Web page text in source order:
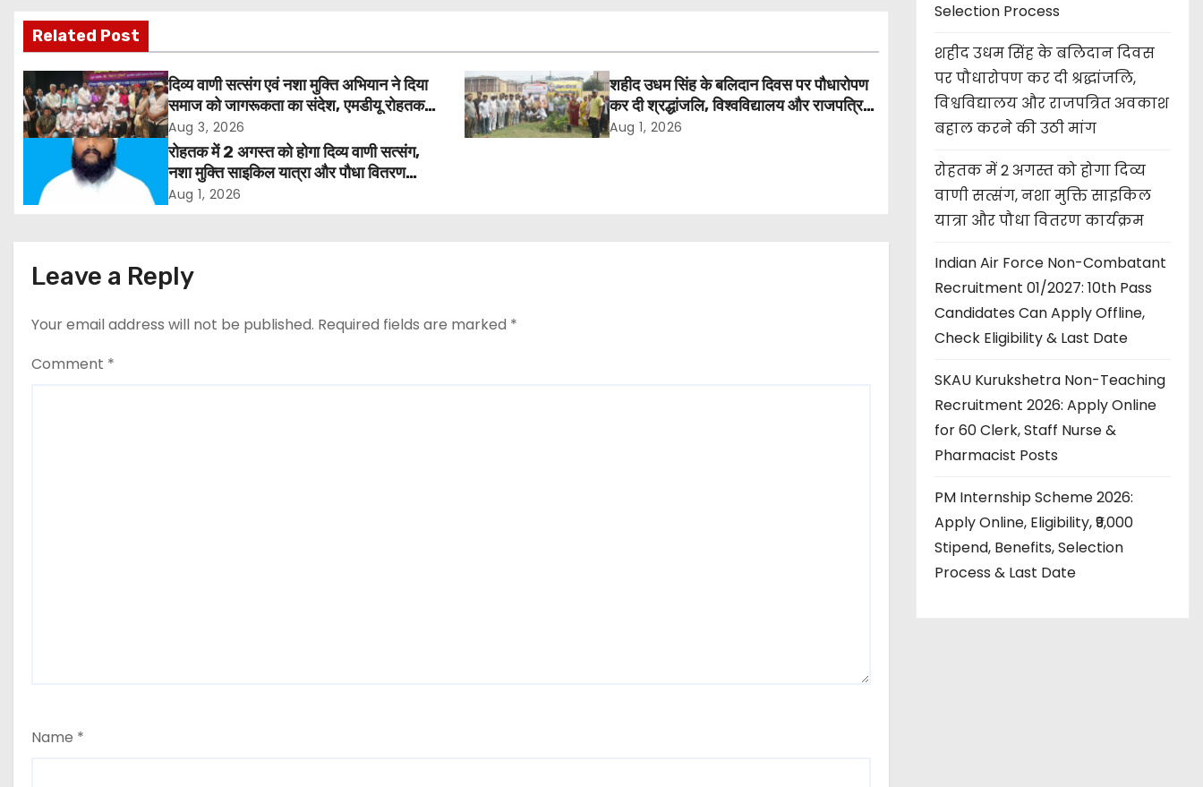
s
t
n
a
i
a
t
i
Related Post
दिव्य वाणी सत्संग एवं नशा मुक्ति अभियान ने दिया
समाज को जागरूकता का संदेश, एमडीयू रोहतक में
हजारों लोगों ने लिया संकल्प
Aug 3, 2026
शहीद उधम सिंह के बलिदान दिवस पर पौधारोपण
कर दी श्रद्धांजलि, विश्वविद्यालय और राजपत्रित
अवकाश बहाल करने की उठी मांग
Aug 1, 2026
रोहतक में 2 अगस्त को होगा दिव्य वाणी सत्संग,
नशा मुक्ति साइकिल यात्रा और पौधा वितरण
कार्यक्रम
Aug 1, 2026
Leave a Reply
Your email address will not be published. Required fields are marked *
Comment *
Name *
Selection Process
शहीद उधम सिंह के बलिदान दिवस
पर पौधारोपण कर दी श्रद्धांजलि,
विश्वविद्यालय और राजपत्रित अवकाश
बहाल करने की उठी मांग
रोहतक में 2 अगस्त को होगा दिव्य
वाणी सत्संग, नशा मुक्ति साइकिल
यात्रा और पौधा वितरण कार्यक्रम
Indian Air Force Non-Combatant
Recruitment 01/2027: 10th Pass
Candidates Can Apply Offline,
Check Eligibility & Last Date
SKAU Kurukshetra Non-Teaching
Recruitment 2026: Apply Online
for 60 Clerk, Staff Nurse &
Pharmacist Posts
PM Internship Scheme 2026:
Apply Online, Eligibility, ₹9,000
Stipend, Benefits, Selection
Process & Last Date